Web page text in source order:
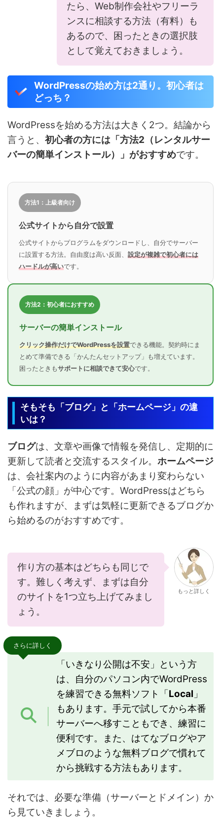
たら、Web制作会社やフリーラ
ンスに相談する方法（有料）も
あるので、困ったときの選択肢
として覚えておきましょう。
WordPressの始め方は2通り。初心者は
どっち？
WordPressを始める方法は大きく2つ。結論から
言うと、 初心者の方には「方法2（レンタルサー
バーの簡単インストール）」がおすすめです。
方法1：上級者向け
公式サイトから自分で設置
公式サイトからプログラムをダウンロードし、自分でサーバー
に設置する方法。自由度は高い反面、 設定が複雑で初心者には
ハードルが高いです。
方法2：初心者におすすめ
サーバーの簡単インストール
クリック操作だけでWordPressを設置できる機能。契約時にま
とめて準備できる「かんたんセットアップ」も増えています。
困ったときもサポートに相談できて安心です。
そもそも「ブログ」と「ホームページ」の違
いは？
ブログは、文章や画像で情報を発信し、定期的に
更新して読者と交流するスタイル。 ホームページ
は、会社案内のように内容があまり変わらない
「公式の顔」が中心です。WordPressはどちら
も作れますが、まずは気軽に更新できるブログか
ら始めるのがおすすめです。
作り方の基本はどちらも同じで
す。難しく考えず、まずは自分
のサイトを1つ立ち上げてみまし
ょう。
もっと詳しく
さらに詳しく
「いきなり公開は不安」という方
は、自分のパソコン内でWordPress
を練習できる無料ソフト「Local 」
もあります。手元で試してから本番
サーバーへ移すこともでき、練習に
便利です。また、はてなブログやア
メブロのような無料ブログで慣れて
から挑戦する方法もあります。
それでは、必要な準備（サーバーとドメイン）か
ら見ていきましょう。